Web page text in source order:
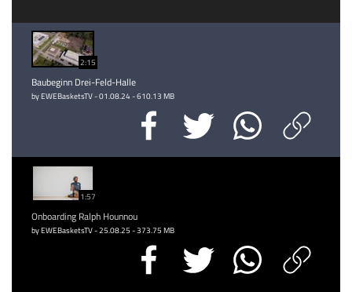
2:15
Baubeginn Drei-Feld-Halle
by EWEBasketsTV - 01.08.24 - 610.13 MB
1:57
Onboarding Ralph Hounnou
by EWEBasketsTV - 25.08.25 - 373.75 MB